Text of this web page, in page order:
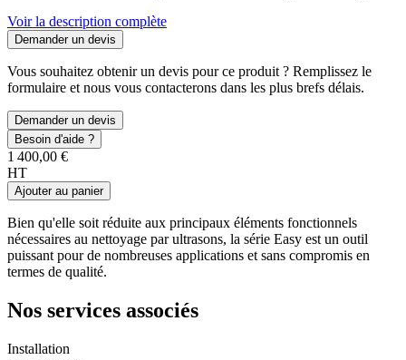
Voir la description complète
Demander un devis
Vous souhaitez obtenir un devis pour ce produit ? Remplissez le
formulaire et nous vous contacterons dans les plus brefs délais.
Demander un devis
Besoin d'aide ?
1 400,00 €
HT
Ajouter au panier
Bien qu'elle soit réduite aux principaux éléments fonctionnels
nécessaires au nettoyage par ultrasons, la série Easy est un outil
puissant pour de nombreuses applications et sans compromis en
termes de qualité.
Nos services associés
Installation